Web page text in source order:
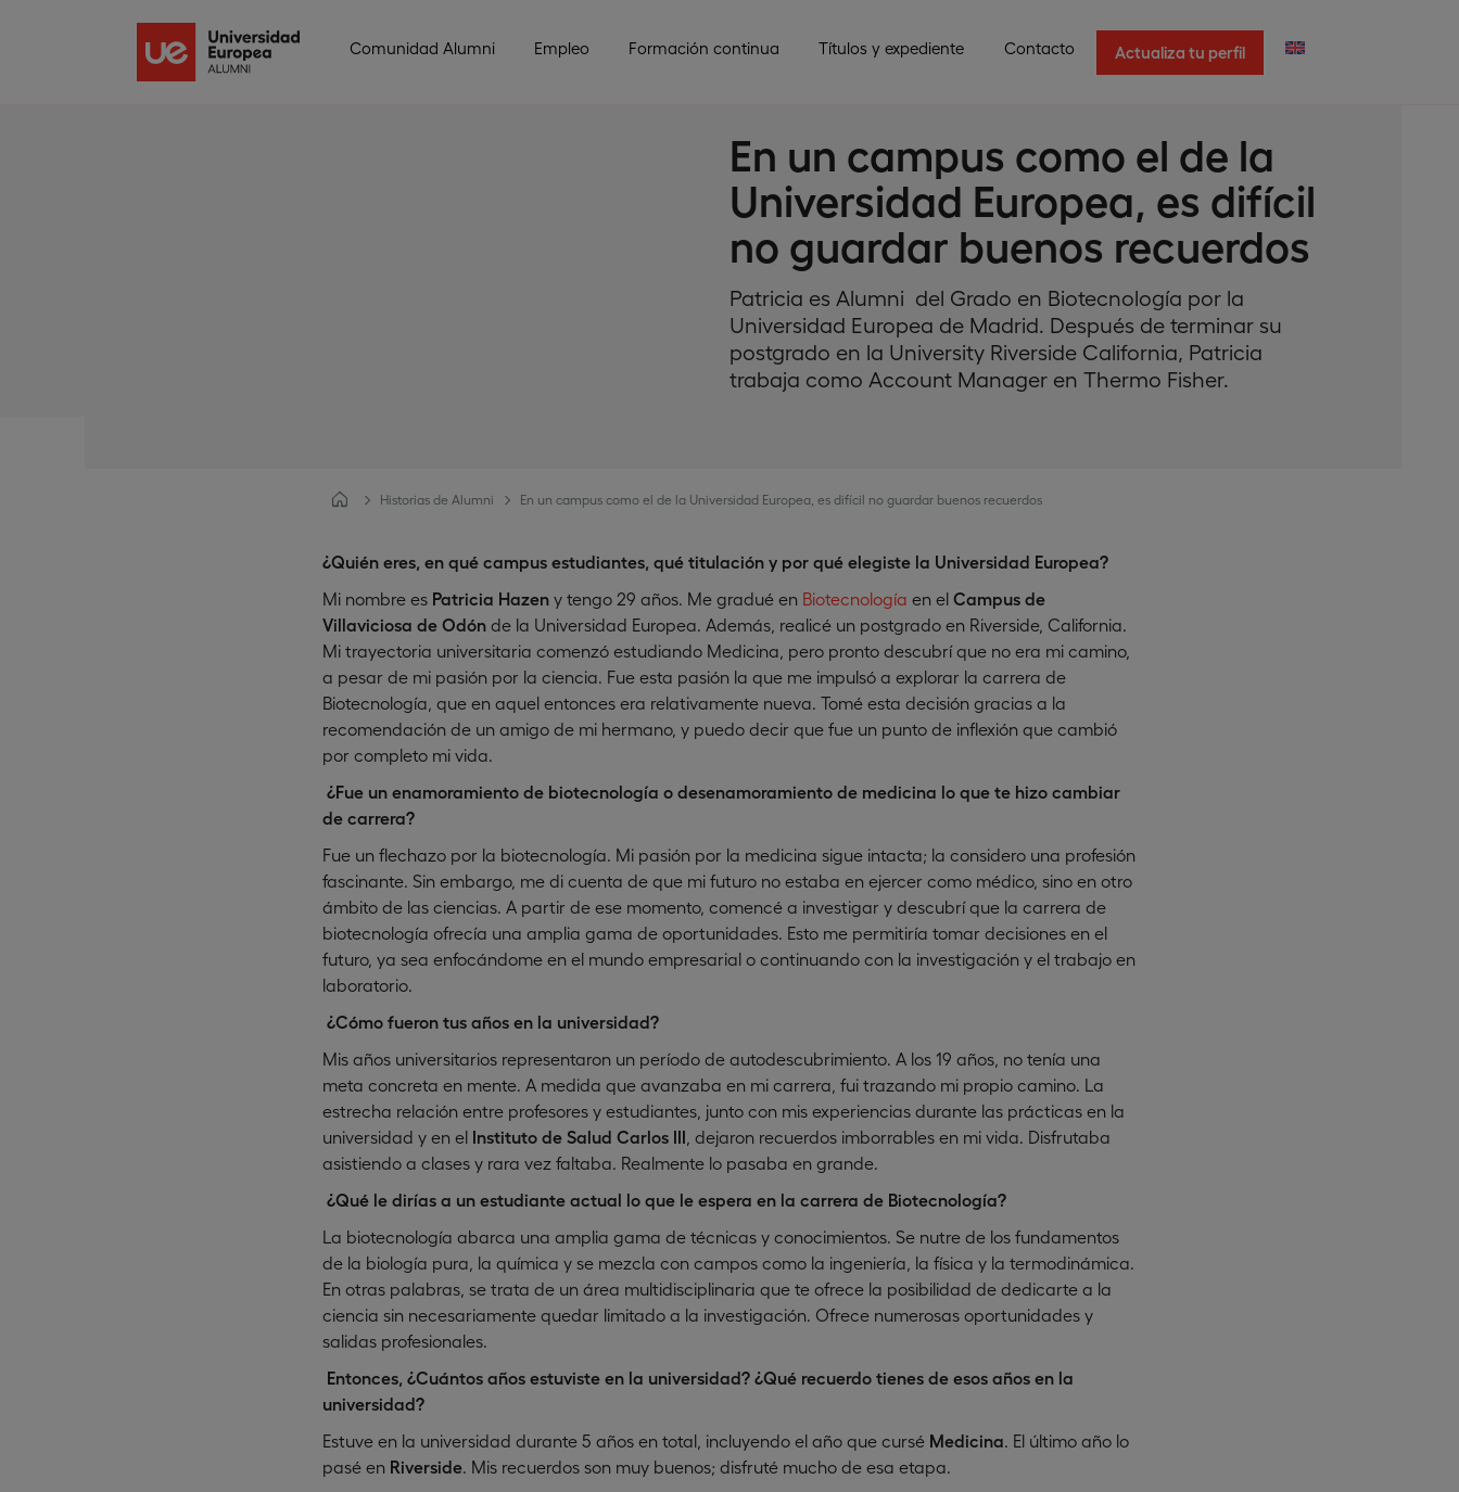
Comunidad Alumni Empleo Formación continua Títulos y expediente Contacto Actualiza tu perfil
En un campus como el de la
Universidad Europea, es difícil
no guardar buenos recuerdos
Patricia es Alumni del Grado en Biotecnología por la
Universidad Europea de Madrid. Después de terminar su
postgrado en la University Riverside California, Patricia
trabaja como Account Manager en Thermo Fisher.
Historias de Alumni En un campus como el de la Universidad Europea, es difícil no guardar buenos recuerdos
¿Quién eres, en qué campus estudiantes, qué titulación y por qué elegiste la Universidad Europea?
Mi nombre es Patricia Hazen y tengo 29 años. Me gradué en Biotecnología en el Campus de
Villaviciosa de Odón de la Universidad Europea. Además, realicé un postgrado en Riverside, California.
Mi trayectoria universitaria comenzó estudiando Medicina, pero pronto descubrí que no era mi camino,
a pesar de mi pasión por la ciencia. Fue esta pasión la que me impulsó a explorar la carrera de
Biotecnología, que en aquel entonces era relativamente nueva. Tomé esta decisión gracias a la
recomendación de un amigo de mi hermano, y puedo decir que fue un punto de inflexión que cambió
por completo mi vida.
¿Fue un enamoramiento de biotecnología o desenamoramiento de medicina lo que te hizo cambiar
de carrera?
Fue un flechazo por la biotecnología. Mi pasión por la medicina sigue intacta; la considero una profesión
fascinante. Sin embargo, me di cuenta de que mi futuro no estaba en ejercer como médico, sino en otro
ámbito de las ciencias. A partir de ese momento, comencé a investigar y descubrí que la carrera de
biotecnología ofrecía una amplia gama de oportunidades. Esto me permitiría tomar decisiones en el
futuro, ya sea enfocándome en el mundo empresarial o continuando con la investigación y el trabajo en
laboratorio.
¿Cómo fueron tus años en la universidad?
Mis años universitarios representaron un período de autodescubrimiento. A los 19 años, no tenía una
meta concreta en mente. A medida que avanzaba en mi carrera, fui trazando mi propio camino. La
estrecha relación entre profesores y estudiantes, junto con mis experiencias durante las prácticas en la
universidad y en el Instituto de Salud Carlos III , dejaron recuerdos imborrables en mi vida. Disfrutaba
asistiendo a clases y rara vez faltaba. Realmente lo pasaba en grande.
¿Qué le dirías a un estudiante actual lo que le espera en la carrera de Biotecnología?
La biotecnología abarca una amplia gama de técnicas y conocimientos. Se nutre de los fundamentos
de la biología pura, la química y se mezcla con campos como la ingeniería, la física y la termodinámica.
En otras palabras, se trata de un área multidisciplinaria que te ofrece la posibilidad de dedicarte a la
ciencia sin necesariamente quedar limitado a la investigación. Ofrece numerosas oportunidades y
salidas profesionales.
Entonces, ¿Cuántos años estuviste en la universidad? ¿Qué recuerdo tienes de esos años en la
universidad?
Estuve en la universidad durante 5 años en total, incluyendo el año que cursé Medicina. El último año lo
pasé en Riverside. Mis recuerdos son muy buenos; disfruté mucho de esa etapa.